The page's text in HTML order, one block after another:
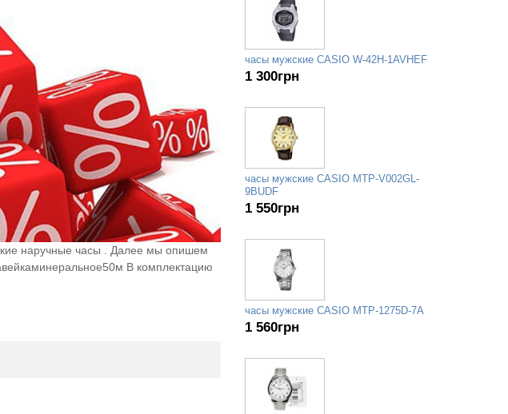
наручные часы . Далее мы опишем
В комплектацию
часы мужские CASIO W-42H-1AVHEF
1 300грн
часы мужские CASIO MTP-V002GL-
9BUDF
1 550грн
часы мужские CASIO MTP-1275D-7A
1 560грн